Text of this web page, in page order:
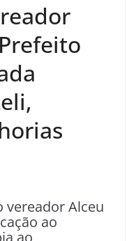
vereador Alceu
ao